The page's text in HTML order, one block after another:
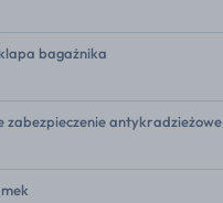
bagażnika
zabezpieczenie antykradzieżowe